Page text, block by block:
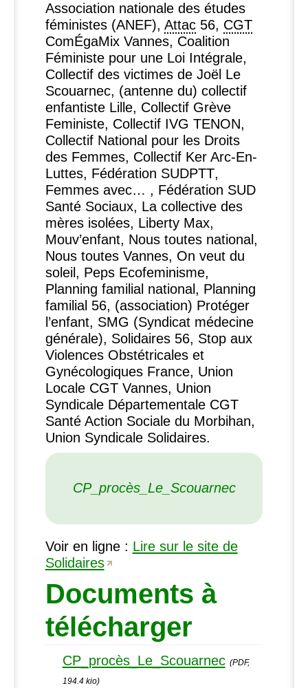
Association nationale des études
féministes (ANEF), Attac56, CGT
ComÉgaMix Vannes, Coalition
Féministe pour une Loi Intégrale,
Collectif des victimes de Joël Le
Scouarnec, (antenne du) collectif
enfantiste Lille, Collectif Grève
Feministe, Collectif IVG TENON,
Collectif National pour les Droits
des Femmes, Collectif Ker Arc-En-
Luttes, Fédération SUDPTT,
Femmes avec… , Fédération SUD
Santé Sociaux, La collective des
mères isolées, Liberty Max,
Mouv’enfant, Nous toutes national,
Nous toutes Vannes, On veut du
soleil, Peps Ecofeminisme,
Planning familial national, Planning
familial 56, (association) Protéger
l’enfant, SMG (Syndicat médecine
générale), Solidaires 56, Stop aux
Violences Obstétricales et
Gynécologiques France, Union
Locale CGTVannes, Union
Syndicale Départementale CGT
Santé Action Sociale du Morbihan,
Union Syndicale Solidaires.
CP_procès_Le_Scouarnec
Voir en ligne : Lire sur le site de
Solidaires
Documents à
télécharger
CP_procès_Le_Scouarnec (PDF,
194.4 kio)